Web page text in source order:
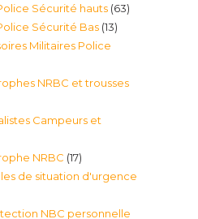
Sécurité hauts 6363
Sécurité Bas 1313
Militaires Police
NRBC et trousses
Campeurs et
NRBC 1717
produits
de situation d'urgence
NBC personnelle